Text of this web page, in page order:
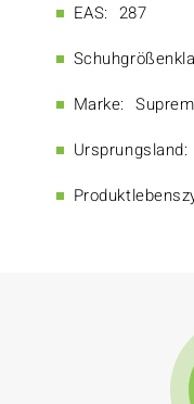
EAS: 287
Marke:
Ursprungsland: